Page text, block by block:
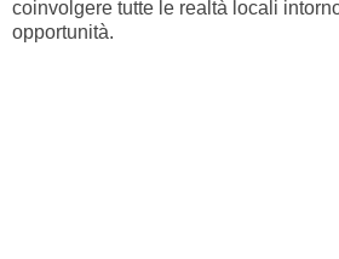
coinvolgere tutte le realtà locali
opportunità.